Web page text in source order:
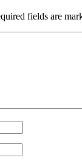
fields are